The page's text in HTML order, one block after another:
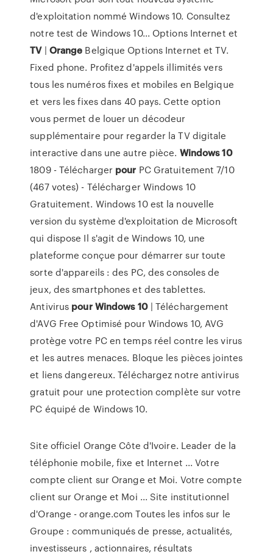
d'exploitation nommé Windows 10. Consultez
notre test de Windows 10... Options Internet et
TV| Orange Belgique Options Internet et TV.
Fixed phone. Profitez d'appels illimités vers
tous les numéros fixes et mobiles en Belgique
et vers les fixes dans 40 pays. Cette option
vous permet de louer un décodeur
supplémentaire pour regarder la TV digitale
interactive dans une autre pièce. Windows10
1809 - Télécharger pour PC Gratuitement 7/10
(467 votes) - Télécharger Windows 10
Gratuitement. Windows 10 est la nouvelle
version du système d'exploitation de Microsoft
qui dispose Il s'agit de Windows 10, une
plateforme conçue pour démarrer sur toute
sorte d'appareils : des PC, des consoles de
jeux, des smartphones et des tablettes.
Antivirus pour Windows 10| Téléchargement
d'AVG Free Optimisé pour Windows 10, AVG
protège votre PC en temps réel contre les virus
et les autres menaces. Bloque les pièces jointes
et liens dangereux. Téléchargez notre antivirus
gratuit pour une protection complète sur votre
PC équipé de Windows 10.
Site officiel Orange Côte d'Ivoire. Leader de la
téléphonie mobile, fixe et Internet ... Votre
compte client sur Orange et Moi. Votre compte
client sur Orange et Moi ... Site institutionnel
d'Orange - orange.com Toutes les infos sur le
Groupe : communiqués de presse, actualités,
investisseurs , actionnaires, résultats